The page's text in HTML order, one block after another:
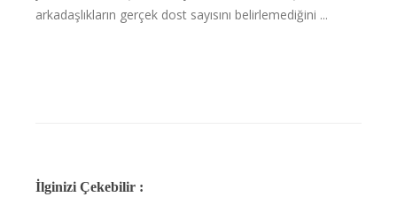
arkadaşlıkların gerçek dost sayısını belirlemediğini ...
İlginizi Çekebilir :